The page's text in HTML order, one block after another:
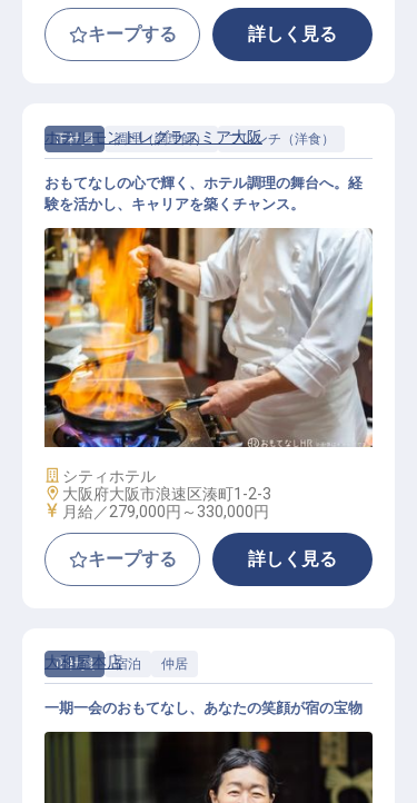
キープする 詳しく見る
正社員 調理（調理師） フレンチ（洋食）
調理スタッフ
ホテルモントレグラスミア大阪
おもてなしの心で輝く、ホテル調理の舞台へ。経
験を活かし、キャリアを築くチャンス。
施設業態
シティホテル
勤務地
大阪府大阪市浪速区湊町1-2-3
給与
月給／279,000円～ 330,000円
キープする 詳しく見る
正社員 宿泊 仲居
大和屋本店
一期一会のおもてなし、あなたの笑顔が宿の宝物